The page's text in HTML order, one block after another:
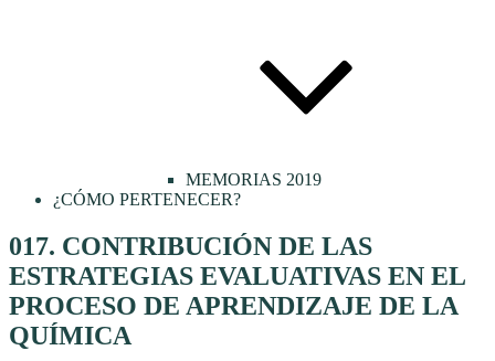
MEMORIAS 2019
¿CÓMO PERTENECER?
Publicado
el
017. CONTRIBUCIÓN DE LAS
ESTRATEGIAS EVALUATIVAS EN EL
PROCESO DE APRENDIZAJE DE LA
QUÍMICA